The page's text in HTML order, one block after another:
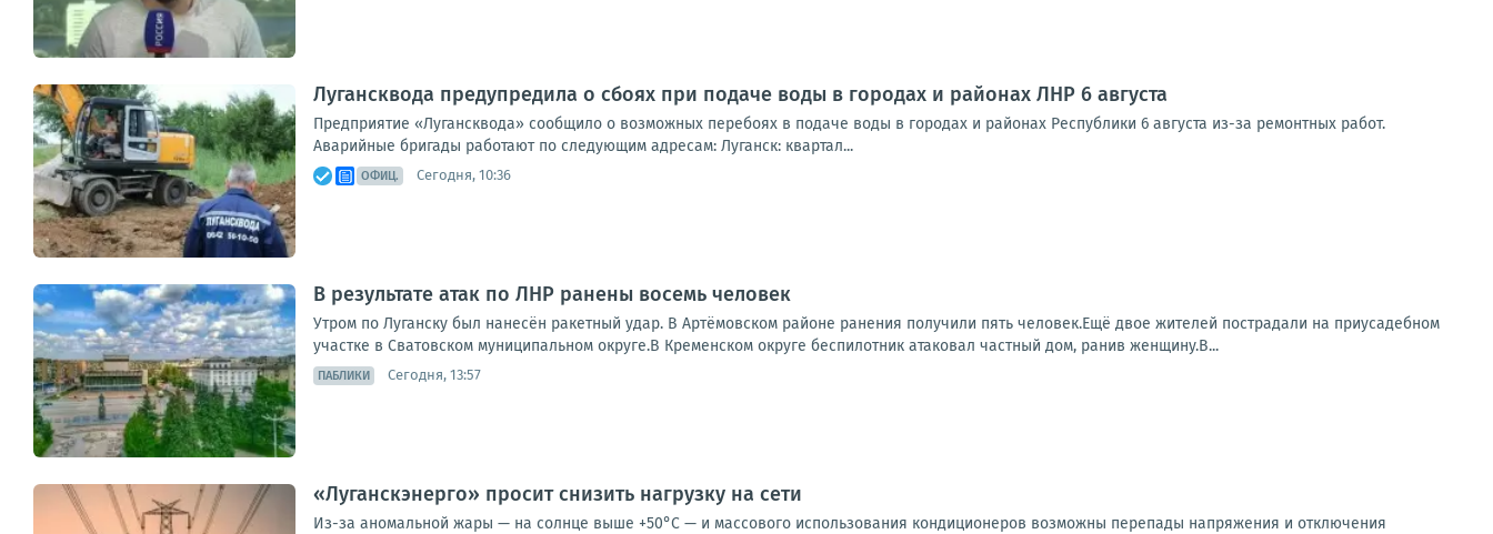
Лугансквода предупредила о сбоях при подаче воды в городах и районах ЛНР 6 августа
Предприятие «Лугансквода» сообщило о возможных перебоях в подаче воды в городах и районах Республики 6 августа из-за ремонтных работ.
Аварийные бригады работают по следующим адресам: Луганск: квартал...
ОФИЦ. Сегодня, 10:36
В результате атак по ЛНР ранены восемь человек
Утром по Луганску был нанесён ракетный удар. В Артёмовском районе ранения получили пять человек.Ещё двое жителей пострадали на приусадебном
участке в Сватовском муниципальном округе.В Кременском округе беспилотник атаковал частный дом, ранив женщину.В...
ПАБЛИКИ Сегодня, 13:57
«Луганскэнерго» просит снизить нагрузку на сети
Из-за аномальной жары — на солнце выше +50°C — и массового использования кондиционеров возможны перепады напряжения и отключения